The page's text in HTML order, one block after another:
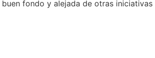
fondo y alejada de otras iniciativas